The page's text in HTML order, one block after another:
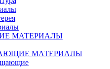
МАТЕРИАЛЫ
МАТЕРИАЛЫ